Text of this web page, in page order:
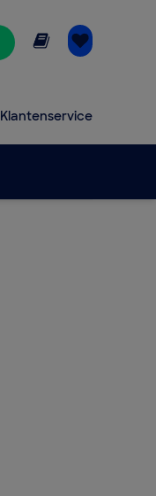
Online lezen
Klantenservice